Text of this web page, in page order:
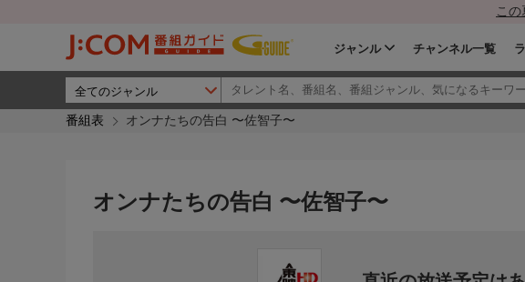
こ
ジャンル チャンネル一覧
番組表 オンナたちの告白 〜佐智子〜
オンナたちの告白 〜佐智子〜